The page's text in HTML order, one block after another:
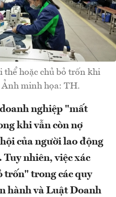
thể hoặc chủ bỏ trốn khi
minh họa: TH.
nghiệp "mất
khi vẫn còn nợ
của người lao động
nhiên, việc xác
trốn" trong các quy
hành và Luật Doanh